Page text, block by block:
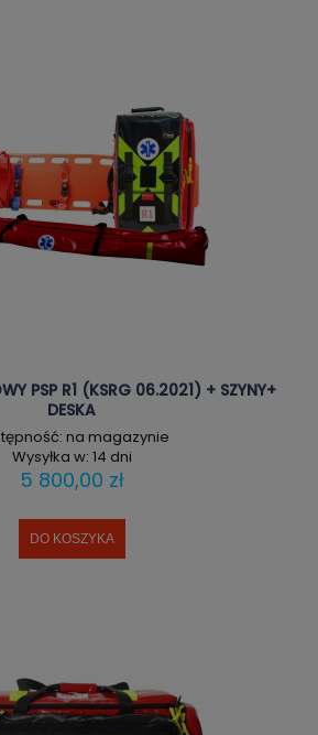
PSP R1 (KSRG 06.2021) + SZYNY+
DESKA
na magazynie
Wysyłka w: 14 dni
5 800,00 zł
DO KOSZYKA